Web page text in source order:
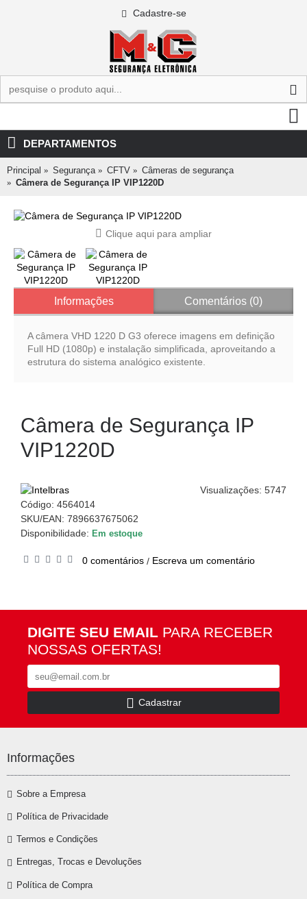
Cadastre-se
DEPARTAMENTOS
Principal Segurança CFTV
Câmeras de segurança
Câmera de Segurança IP VIP1220D
Clique aqui para ampliar
Informações Comentários (0)
A câmera VHD 1220 D G3 oferece imagens em definição
Full HD (1080p) e instalação simplificada, aproveitando a
estrutura do sistema analógico existente.
Câmera de Segurança IP
VIP1220D
Visualizações: 5747
Código: 4564014
SKU/EAN: 7896637675062
Disponibilidade: Em estoque
0 comentários / Escreva um comentário
DIGITE SEU EMAIL PARA RECEBER
NOSSAS OFERTAS!
Cadastrar
Informações
Sobre a Empresa
Política de Privacidade
Termos e Condições
Entregas, Trocas e Devoluções
Política de Compra